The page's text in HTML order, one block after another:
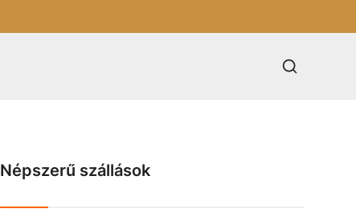
Népszerű szállások